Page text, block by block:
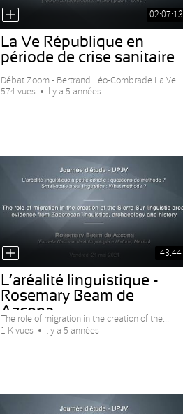
02:07:13
La Ve République en
période de crise sanitaire
Débat Zoom - Bertrand Léo-Combrade La Ve...
574 vues
Il y a 5 années
43:44
L’aréalité linguistique -
Rosemary Beam de
Azcona
The role of migration in the creation of the...
1 K vues
Il y a 5 années